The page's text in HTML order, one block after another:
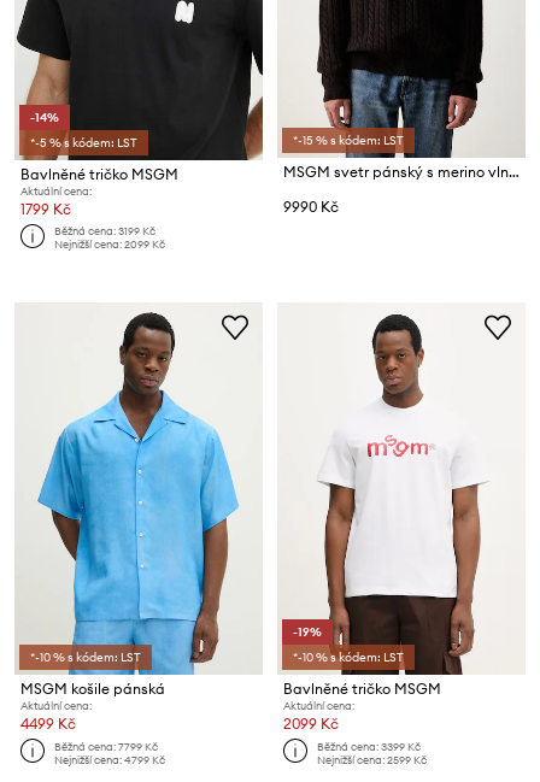
-14%
*-5 % s kódem: LST
Bavlněné tričko MSGM
Aktuální cena:
1799 Kč
Běžná cena:3199 Kč
Nejnižší cena:2099 Kč
*-15 % s kódem: LST
MSGM svetr pánský s merino vlnou
9990 Kč
*-10 % s kódem: LST
MSGM košile pánská
Aktuální cena:
4499 Kč
Běžná cena:7799 Kč
Nejnižší cena:4799 Kč
-19%
*-10 % s kódem: LST
Bavlněné tričko MSGM
Aktuální cena:
2099 Kč
Běžná cena:3399 Kč
Nejnižší cena:2599 Kč